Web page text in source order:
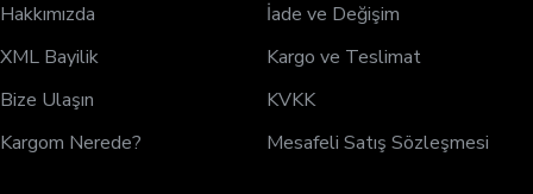
Hakkımızda
XML Bayilik
Bize Ulaşın
Kargom Nerede?
İade ve Değişim
Kargo ve Teslimat
KVKK
Mesafeli Satış Sözleşmesi